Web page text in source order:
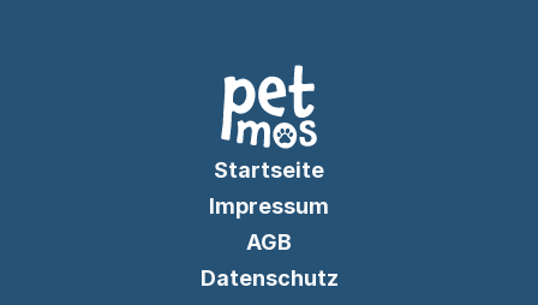
Startseite
Impressum
AGB
Datenschutz